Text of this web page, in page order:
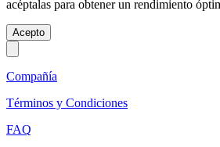
acéptalas para obtener un rendimiento
Acepto
Compañía
Términos y Condiciones
FAQ